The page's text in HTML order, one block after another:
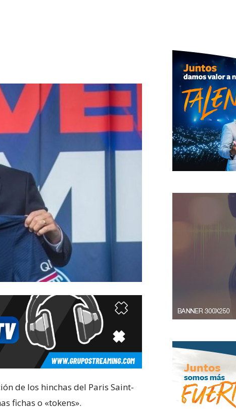
de los hinchas del Paris Saint-
fichas o «tokens».